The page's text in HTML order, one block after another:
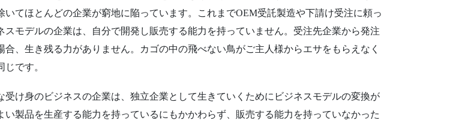
いてほとんどの企業が窮地に陥っています。これまでOEM受託製造や下請け受注に頼っ
スモデルの企業は、自分で開発し販売する能力を持っていません。受注先企業から発注
合、生き残る力がありません。カゴの中の飛べない鳥がご主人様からエサをもらえなく
じです。
け身のビジネスの企業は、独立企業として生きていくためにビジネスモデルの変換が
い製品を生産する能力を持っているにもかかわらず、販売する能力を持っていなかった